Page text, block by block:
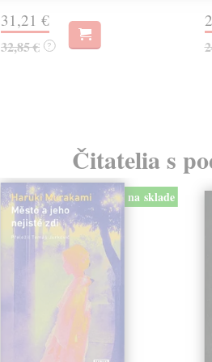
31,21 €
32,85 € ?
Čitatelia s
na sklade